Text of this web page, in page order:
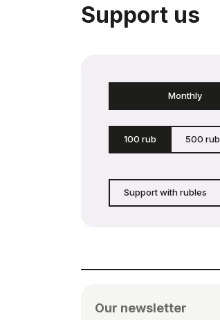
Support us
Monthly
100 rub 500 rub
Support with rubles
Our newsletter